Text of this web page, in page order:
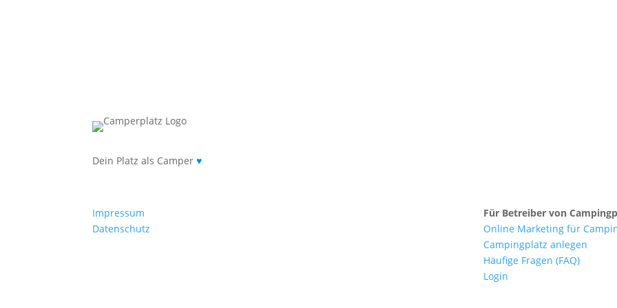
Dein Platz als Camper♥
Impressum
Datenschutz
Für Betreiber von
Online Marketing für
Campingplatz anlegen
Häufige Fragen (FAQ)
Login